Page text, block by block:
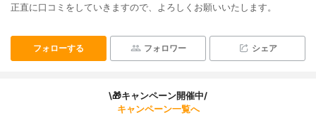
正直に口コミをしていきますので、よろしくお願いいたします。
フォローする フォロワー シェア
\🎁キャンペーン開催中/
キャンペーン一覧へ